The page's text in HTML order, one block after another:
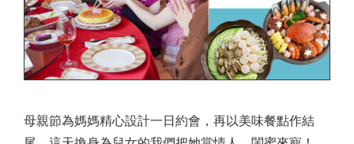
母親節為媽媽精心設計一日約會，再以美味餐點作結